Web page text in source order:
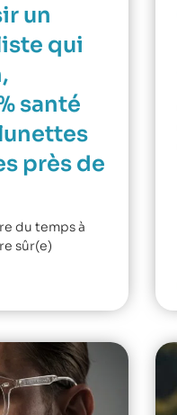
un
qui
santé
près de
du temps à
sûr(e)